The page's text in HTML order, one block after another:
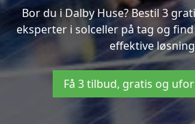
Bor du i Dalby Huse? Bestil 3
eksperter i solceller på tag og
effektive
Få 3 tilbud, gratis og